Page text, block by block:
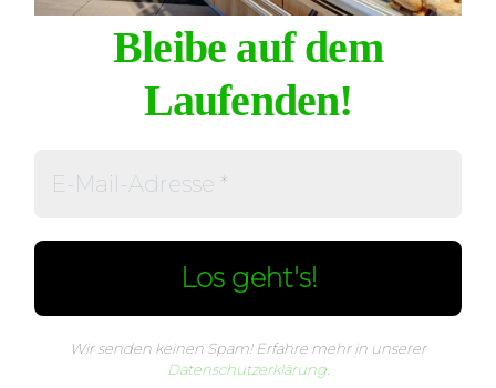
Bleibe auf dem
Laufenden!
Wir senden keinen Spam! Erfahre mehr in unserer
Datenschutzerklärung